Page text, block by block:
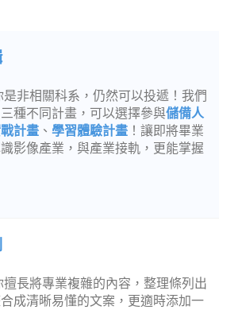
是非相關科系，仍然可以投遞！我們
種不同計畫，可以選擇參與儲備人
計畫、 學習體驗計畫！讓即將畢業
影像產業，與產業接軌，更能掌握
擅長將專業複雜的內容，整理條列出
成清晰易懂的文案，更適時添加一